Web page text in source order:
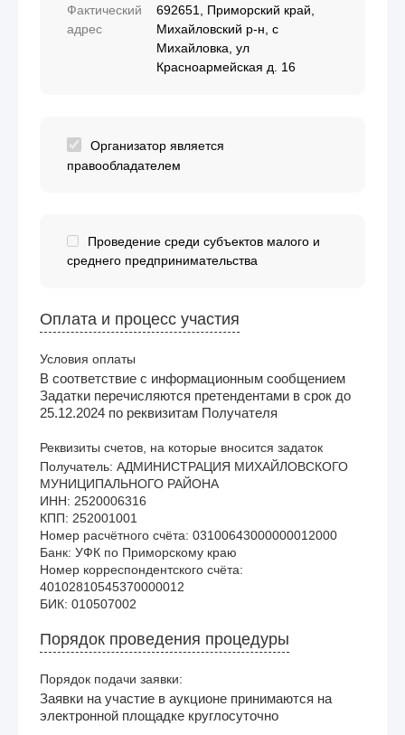
Фактический
адрес
692651, Приморский край,
Михайловский р-н, с
Михайловка, ул
Красноармейская д. 16
Организатор является
правообладателем
Проведение среди субъектов малого и
среднего предпринимательства
Оплата и процесс участия
Условия оплаты
В соответствие с информационным сообщением
Задатки перечисляются претендентами в срок до
25.12.2024 по реквизитам Получателя
Реквизиты счетов, на которые вносится задаток
Получатель: АДМИНИСТРАЦИЯ МИХАЙЛОВСКОГО
МУНИЦИПАЛЬНОГО РАЙОНА
ИНН: 2520006316
КПП: 252001001
Номер расчётного счёта: 03100643000000012000
Банк: УФК по Приморскому краю
Номер корреспондентского счёта:
40102810545370000012
Порядок проведения процедуры
Порядок подачи заявки:
Заявки на участие в аукционе принимаются на
электронной площадке круглосуточно